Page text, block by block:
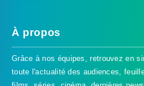
À propos
Grâce à nos équipes, retrouvez en
toute l'actualité des audiences,